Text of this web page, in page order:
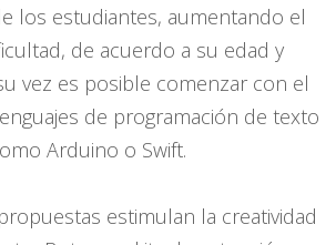
los estudiantes, aumentando el
de acuerdo a su edad y
vez es posible comenzar con el
de programación de texto
Arduino o Swift.
estimulan la creatividad